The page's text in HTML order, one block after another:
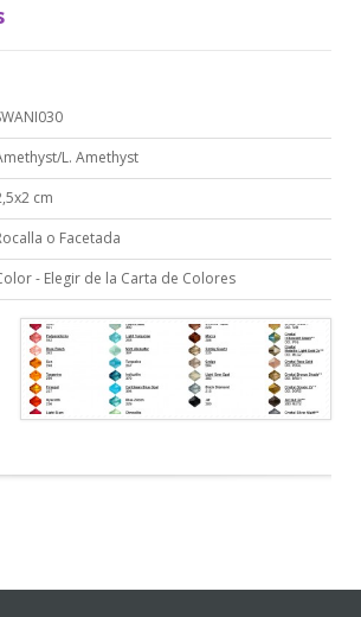
L. Amethyst
cm
o Facetada
- Elegir de la Carta de Colores